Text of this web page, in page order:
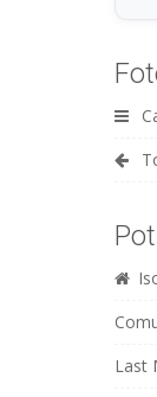
Last